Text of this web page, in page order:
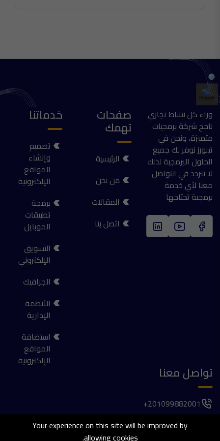
وراء كل نشاط تجاري
ناجح شركة برمجيات
متميزة، ونحن في
تيلورز نوفر لك جميع
الحلول البرمجية لذلك
لا تتردد في التواصل
معنا لأي خدمة
برمجية تحتاجها
صفحات
تهمك
الرئيسية
من نحن
المقالات
اتصل بنا
خدماتنا
تصميم
وإنشاء
المواقع
الإلكترونية
برمجة
تطبيقات
الموبايل
التسويق
الإلكتروني
الجرافيك
الأنظمة
الإدارية
استضافة
المواقع
الإلكترونية
تواصل معنا
201099882001+
فيلا 1037, الحي الأول , المجاورة الخامسة , 6 اكتوبرYour experience on this site will be improved by
allowing cookies.